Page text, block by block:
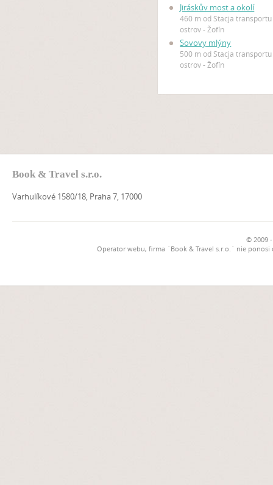
Jiráskův most a okolí
460 m od Stacja
ostrov - Žofín
Sovovy mlýny
500 m od Stacja
ostrov - Žofín
Book & Travel s.r.o.
Varhulíkové 1580/18, Praha 7, 17000
© 2009
Operator webu, firma `Book & Travel s.r.o.` nie